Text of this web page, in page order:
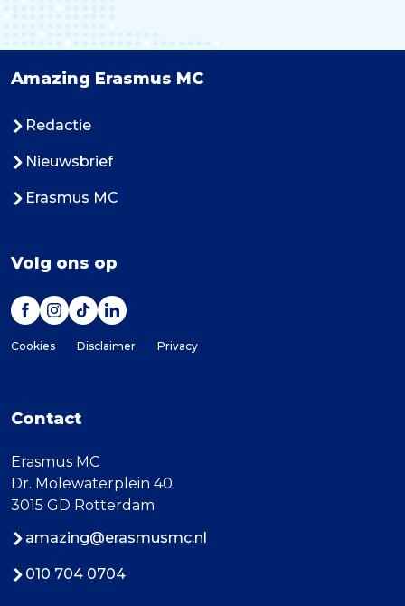
Amazing Erasmus MC
Redactie
Nieuwsbrief
Erasmus MC
Volg ons op
Cookies Disclaimer Privacy
Contact
Erasmus MC
Dr. Molewaterplein 40
3015 GD Rotterdam
amazing@erasmusmc.nl
010 704 0704